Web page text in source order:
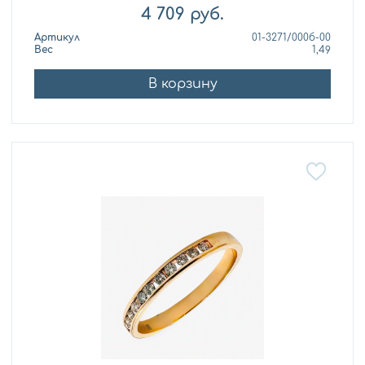
4 709 руб.
Артикул
01-3271/000б-00
Вес
1,49
В корзину